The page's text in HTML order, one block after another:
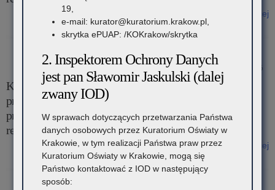
Czytaj więcej
o: Komunikat Małopolskiego Kuratora Oświaty w sprawie wykazu
zawodów wiedzy, artystycznych i sportowych – rekrutacja na rok
szkolny 2026/2027
1 kwietnia 2026
Komunikat Małopolskiego Kuratora Oświaty w sprawie
przekazywania informacji o liczbie wolnych miejsc w
przedszkolach, szkołach, placówkach i centrach –
rekrutacja na rok szkolny 2026/2027
Czytaj więcej
o: Komunikat Małopolskiego Kuratora Oświaty w sprawie
przekazywania informacji o liczbie wolnych miejsc w przedszkolach,
szkołach, placówkach i centrach – rekrutacja na rok szkolny
19,
e-mail: kurator@kuratorium.krakow.pl,
skrytka ePUAP: /KOKrakow/skrytka
2. Inspektorem Ochrony Danych
jest pan Sławomir Jaskulski (dalej
zwany IOD)
W sprawach dotyczących przetwarzania Państwa
danych osobowych przez Kuratorium Oświaty w
Krakowie, w tym realizacji Państwa praw przez
Kuratorium Oświaty w Krakowie, mogą się
Państwo kontaktować z IOD w następujący
sposób: